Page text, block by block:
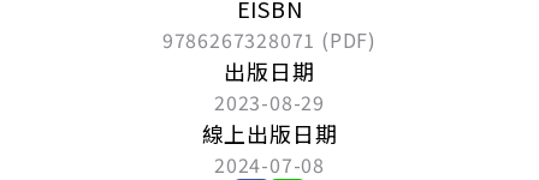
EISBN
9786267328071 (PDF)
出版日期
2023-08-29
線上出版日期
2024-07-08